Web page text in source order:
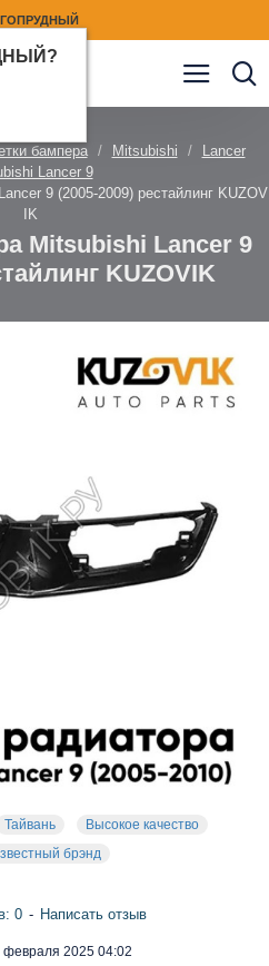
?
бампера Mitsubishi
Lancer
Lancer 9
9 (2005-2009) рестайлинг KUZOV
IK
Mitsubishi Lancer 9
KUZOVIK
Тайвань
Высокое качество
брэнд
февраля 2025 04:02
0 - Написать отзыв